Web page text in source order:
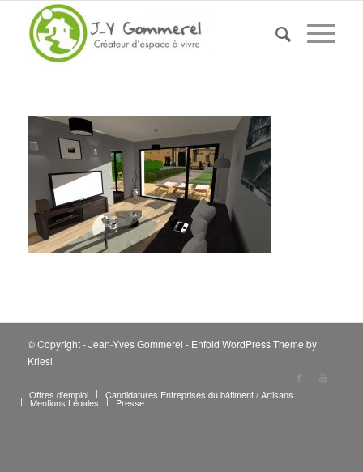
© Copyright - Jean-Yves Gommerel - Enfold WordPress Theme by
Kriesi
Offres d’emploi Candidatures Entreprises du bâtiment / Artisans
Mentions Légales Presse